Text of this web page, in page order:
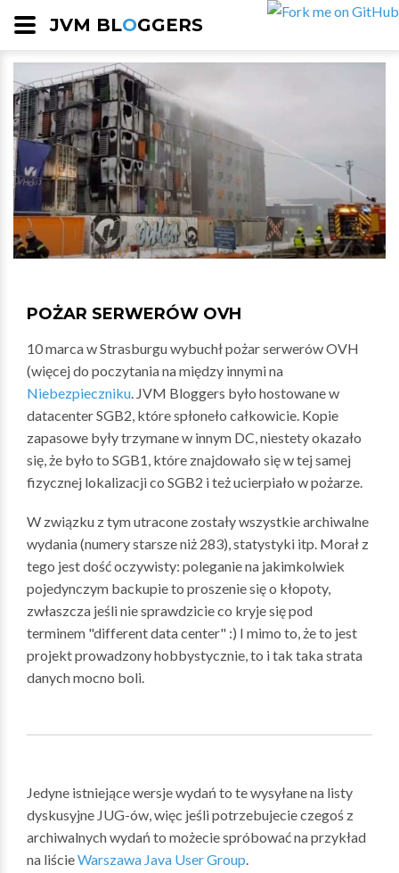
JVM BLOGGERS
POŻAR SERWERÓW OVH
10 marca w Strasburgu wybuchł pożar serwerów OVH
(więcej do poczytania na między innymi na
Niebezpieczniku. JVM Bloggers było hostowane w
datacenter SGB2, które spłoneło całkowicie. Kopie
zapasowe były trzymane w innym DC, niestety okazało
się, że było to SGB1, które znajdowało się w tej samej
fizycznej lokalizacji co SGB2 i też ucierpiało w pożarze.
W związku z tym utracone zostały wszystkie archiwalne
wydania (numery starsze niż 283), statystyki itp. Morał z
tego jest dość oczywisty: poleganie na jakimkolwiek
pojedynczym backupie to proszenie się o kłopoty,
zwłaszcza jeśli nie sprawdzicie co kryje się pod
terminem "different data center" :) I mimo to, że to jest
projekt prowadzony hobbystycznie, to i tak taka strata
danych mocno boli.
Jedyne istniejące wersje wydań to te wysyłane na listy
dyskusyjne JUG-ów, więc jeśli potrzebujecie czegoś z
archiwalnych wydań to możecie spróbować na przykład
na liścieWarszawa Java User Group.